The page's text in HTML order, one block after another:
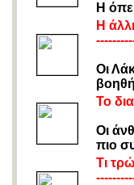
Η
Η
Οι
Το
Οι
πιο
Τι